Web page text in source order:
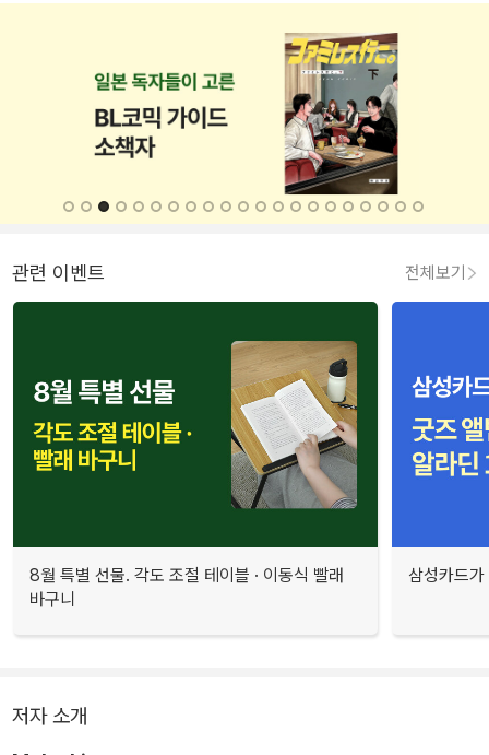
관련 이벤트 전체보기
8월 특별 선물. 각도 조절 테이블 · 이동식 빨래
바구니
삼성카드
저자 소개